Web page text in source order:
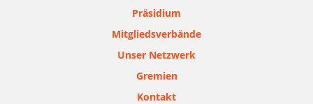
Präsidium
Mitgliedsverbände
Unser Netzwerk
Gremien
Kontakt